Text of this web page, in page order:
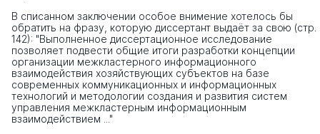
В списанном заключении особое внимение хотелось бы
обратить на фразу, которую диссертант выдаёт за свою (стр.
142): "Выполненное диссертационное исследование
позволяет подвести общие итоги разработки концепции
организации межкластерного информационного
взаимодействия хозяйствующих субъектов на базе
современных коммуникационных и информационных
технологий и методологии создания и развития систем
управления межкластерным информационным
взаимодействием ..."